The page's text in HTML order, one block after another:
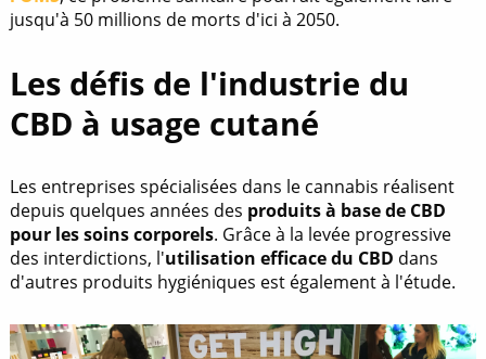
jusqu'à 50 millions de morts d'ici à 2050.
Les défis de l'industrie du
CBD à usage cutané
Les entreprises spécialisées dans le cannabis réalisent
depuis quelques années des produits à base de CBD
pour les soins corporels. Grâce à la levée progressive
des interdictions, l'utilisation efficace du CBD dans
d'autres produits hygiéniques est également à l'étude.